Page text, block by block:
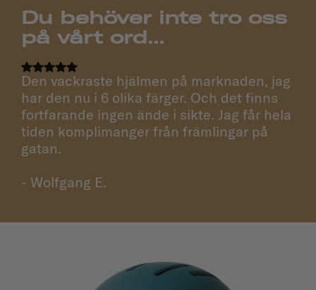
Du behöver inte tro oss
på vårt ord...
Den vackraste hjälmen på marknaden, jag
har den nu i 6 olika färger. Och det finns
fortfarande ingen ände i sikte. Jag får hela
tiden komplimanger från främlingar på
gatan.
- Wolfgang E.